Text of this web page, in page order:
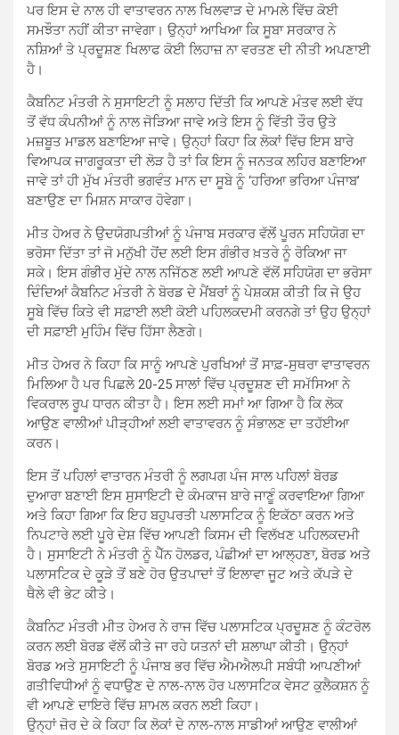
ਪਰ ਇਸ ਦੇ ਨਾਲ ਹੀ ਵਾਤਾਵਰਨ ਨਾਲ ਖਿਲਵਾੜ ਦੇ ਮਾਮਲੇ ਵਿੱਚ ਕੋਈ
ਸਮਝੌਤਾ ਨਹੀਂ ਕੀਤਾ ਜਾਵੇਗਾ। ਉਨ੍ਹਾਂ ਆਖਿਆ ਕਿ ਸੂਬਾ ਸਰਕਾਰ ਨੇ
ਨਸ਼ਿਆਂ ਤੇ ਪ੍ਰਦੂਸ਼ਣ ਖਿਲਾਫ ਕੋਈ ਲਿਹਾਜ਼ ਨਾ ਵਰਤਣ ਦੀ ਨੀਤੀ ਅਪਣਾਈ
ਹੈ।
ਕੈਬਨਿਟ ਮੰਤਰੀ ਨੇ ਸੁਸਾਇਟੀ ਨੂੰ ਸਲਾਹ ਦਿੱਤੀ ਕਿ ਆਪਣੇ ਮੰਤਵ ਲਈ ਵੱਧ
ਤੋਂ ਵੱਧ ਕੰਪਨੀਆਂ ਨੂੰ ਨਾਲ ਜੋੜਿਆ ਜਾਵੇ ਅਤੇ ਇਸ ਨੂੰ ਵਿੱਤੀ ਤੌਰ ਉਤੇ
ਮਜ਼ਬੂਤ ਮਾਡਲ ਬਣਾਇਆ ਜਾਵੇ। ਉਨ੍ਹਾਂ ਕਿਹਾ ਕਿ ਲੋਕਾਂ ਵਿੱਚ ਇਸ ਬਾਰੇ
ਵਿਆਪਕ ਜਾਗਰੂਕਤਾ ਦੀ ਲੋੜ ਹੈ ਤਾਂ ਕਿ ਇਸ ਨੂੰ ਜਨਤਕ ਲਹਿਰ ਬਣਾਇਆ
ਜਾਵੇ ਤਾਂ ਹੀ ਮੁੱਖ ਮੰਤਰੀ ਭਗਵੰਤ ਮਾਨ ਦਾ ਸੂਬੇ ਨੂੰ ‘ਹਰਿਆ ਭਰਿਆ ਪੰਜਾਬ’
ਬਣਾਉਣ ਦਾ ਮਿਸ਼ਨ ਸਾਕਾਰ ਹੋਵੇਗਾ।
ਮੀਤ ਹੇਅਰ ਨੇ ਉਦਯੋਗਪਤੀਆਂ ਨੂੰ ਪੰਜਾਬ ਸਰਕਾਰ ਵੱਲੋਂ ਪੂਰਨ ਸਹਿਯੋਗ ਦਾ
ਭਰੋਸਾ ਦਿੱਤਾ ਤਾਂ ਜੋ ਮਨੁੱਖੀ ਹੋਂਦ ਲਈ ਇਸ ਗੰਭੀਰ ਖ਼ਤਰੇ ਨੂੰ ਰੋਕਿਆ ਜਾ
ਸਕੇ। ਇਸ ਗੰਭੀਰ ਮੁੱਦੇ ਨਾਲ ਨਜਿੱਠਣ ਲਈ ਆਪਣੇ ਵੱਲੋਂ ਸਹਿਯੋਗ ਦਾ ਭਰੋਸਾ
ਦਿੰਦਿਆਂ ਕੈਬਨਿਟ ਮੰਤਰੀ ਨੇ ਬੋਰਡ ਦੇ ਮੈਂਬਰਾਂ ਨੂੰ ਪੇਸ਼ਕਸ਼ ਕੀਤੀ ਕਿ ਜੇ ਉਹ
ਸੂਬੇ ਵਿੱਚ ਕਿਤੇ ਵੀ ਸਫ਼ਾਈ ਲਈ ਕੋਈ ਪਹਿਲਕਦਮੀ ਕਰਨਗੇ ਤਾਂ ਉਹ ਉਨ੍ਹਾਂ
ਦੀ ਸਫ਼ਾਈ ਮੁਹਿੰਮ ਵਿੱਚ ਹਿੱਸਾ ਲੈਣਗੇ।
ਮੀਤ ਹੇਅਰ ਨੇ ਕਿਹਾ ਕਿ ਸਾਨੂੰ ਆਪਣੇ ਪੁਰਖਿਆਂ ਤੋਂ ਸਾਫ਼-ਸੁਥਰਾ ਵਾਤਾਵਰਨ
ਮਿਲਿਆ ਹੈ ਪਰ ਪਿਛਲੇ 20-25 ਸਾਲਾਂ ਵਿੱਚ ਪ੍ਰਦੂਸ਼ਣ ਦੀ ਸਮੱਸਿਆ ਨੇ
ਵਿਕਰਾਲ ਰੂਪ ਧਾਰਨ ਕੀਤਾ ਹੈ। ਇਸ ਲਈ ਸਮਾਂ ਆ ਗਿਆ ਹੈ ਕਿ ਲੋਕ
ਆਉਣ ਵਾਲੀਆਂ ਪੀੜ੍ਹੀਆਂ ਲਈ ਵਾਤਾਵਰਨ ਨੂੰ ਸੰਭਾਲਣ ਦਾ ਤਹੱਈਆ
ਕਰਨ।
ਇਸ ਤੋਂ ਪਹਿਲਾਂ ਵਾਤਾਰਨ ਮੰਤਰੀ ਨੂੰ ਲਗਪਗ ਪੰਜ ਸਾਲ ਪਹਿਲਾਂ ਬੋਰਡ
ਦੁਆਰਾ ਬਣਾਈ ਇਸ ਸੁਸਾਇਟੀ ਦੇ ਕੰਮਕਾਜ ਬਾਰੇ ਜਾਣੂੰ ਕਰਵਾਇਆ ਗਿਆ
ਅਤੇ ਕਿਹਾ ਗਿਆ ਕਿ ਇਹ ਬਹੁਪਰਤੀ ਪਲਾਸਟਿਕ ਨੂੰ ਇਕੱਠਾ ਕਰਨ ਅਤੇ
ਨਿਪਟਾਰੇ ਲਈ ਪੂਰੇ ਦੇਸ਼ ਵਿੱਚ ਆਪਣੀ ਕਿਸਮ ਦੀ ਵਿਲੱਖਣ ਪਹਿਲਕਦਮੀ
ਹੈ। ਸੁਸਾਇਟੀ ਨੇ ਮੰਤਰੀ ਨੂੰ ਪੈੱਨ ਹੋਲਡਰ, ਪੰਛੀਆਂ ਦਾ ਆਲ੍ਹਣਾ, ਬੋਰਡ ਅਤੇ
ਪਲਾਸਟਿਕ ਦੇ ਕੂੜੇ ਤੋਂ ਬਣੇ ਹੋਰ ਉਤਪਾਦਾਂ ਤੋਂ ਇਲਾਵਾ ਜੂਟ ਅਤੇ ਕੱਪੜੇ ਦੇ
ਥੈਲੇ ਵੀ ਭੇਟ ਕੀਤੇ।
ਕੈਬਨਿਟ ਮੰਤਰੀ ਮੀਤ ਹੇਅਰ ਨੇ ਰਾਜ ਵਿੱਚ ਪਲਾਸਟਿਕ ਪ੍ਰਦੂਸ਼ਣ ਨੂੰ ਕੰਟਰੋਲ
ਕਰਨ ਲਈ ਬੋਰਡ ਵੱਲੋਂ ਕੀਤੇ ਜਾ ਰਹੇ ਯਤਨਾਂ ਦੀ ਸ਼ਲਾਘਾ ਕੀਤੀ। ਉਨ੍ਹਾਂ
ਬੋਰਡ ਅਤੇ ਸੁਸਾਇਟੀ ਨੂੰ ਪੰਜਾਬ ਭਰ ਵਿੱਚ ਐਮਐਲਪੀ ਸਬੰਧੀ ਆਪਣੀਆਂ
ਗਤੀਵਿਧੀਆਂ ਨੂੰ ਵਧਾਉਣ ਦੇ ਨਾਲ-ਨਾਲ ਹੋਰ ਪਲਾਸਟਿਕ ਵੇਸਟ ਕੁਲੈਕਸ਼ਨ ਨੂੰ
ਵੀ ਆਪਣੇ ਦਾਇਰੇ ਵਿੱਚ ਸ਼ਾਮਲ ਕਰਨ ਲਈ ਕਿਹਾ।
ਉਨ੍ਹਾਂ ਜ਼ੋਰ ਦੇ ਕੇ ਕਿਹਾ ਕਿ ਲੋਕਾਂ ਦੇ ਨਾਲ-ਨਾਲ ਸਾਡੀਆਂ ਆਉਣ ਵਾਲੀਆਂ